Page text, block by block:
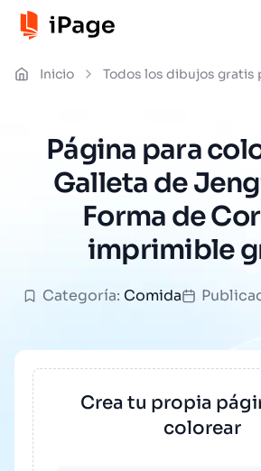
Inicio Todos los dibujos gratis
Página para
Galleta de
Forma de
imprimible
Categoría: Comida
Crea tu propia
colorear